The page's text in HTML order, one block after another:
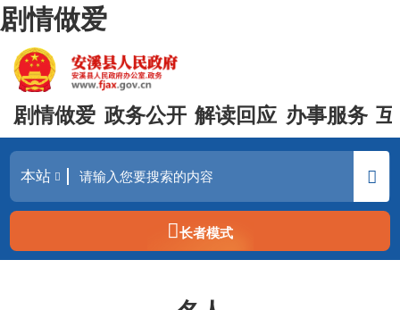
剧情做爱
剧情做爱 政务公开 解读回应 办事服务
长者模式